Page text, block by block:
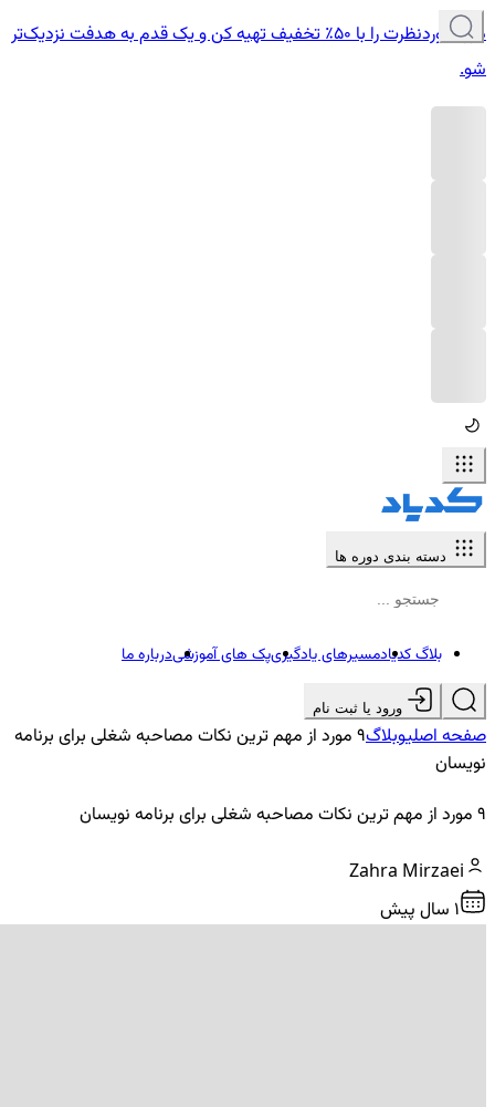
دوره موردنظرت را با ۵۰٪ تخفیف تهیه کن و یک قدم به هدفت نزدیک‌تر
شو.
دسته بندی دوره ها
بلاگ کدیادمسیرهای یادگیریپک های آموزشیدرباره ما
ورود یا ثبت نام
صفحه اصلیوبلاگ 9 مورد از مهم ترین نکات مصاحبه شغلی برای برنامه
نویسان
9 مورد از مهم ترین نکات مصاحبه شغلی برای برنامه نویسان
Zahra Mirzaei
1 سال پیش